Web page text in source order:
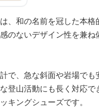
和の名前を冠した本格
のないデザイン性を兼
、急な斜面や岩場でも
山活動にも長く対応で
キングシューズです。